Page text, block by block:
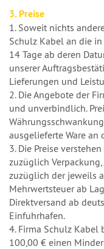
3. Preise
1. Soweit nichts
Schulz Kabel an die
14 Tage ab deren
unserer
Lieferungen und
2. Die Angebote der
und unverbindlich.
ausgelieferte Ware an
3. Die Preise
zuzüglich Verpackung,
zuzüglich der jeweils
Mehrwertsteuer ab
Direktversand ab
Einfuhrhafen.
4. Firma Schulz Kabel
100,00 € einen